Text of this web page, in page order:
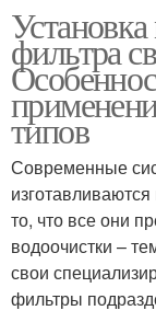
фильтра
типов
Современные
то, что все они
водоочистки –
свои
фильтры